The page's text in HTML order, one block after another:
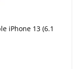
iPhone 13 (6.1